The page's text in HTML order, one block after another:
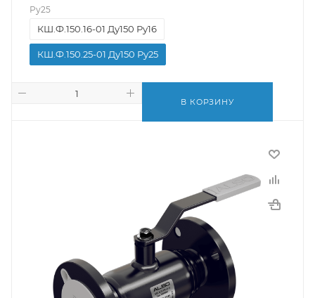
Ру25
КШ.Ф.150.16-01 Ду150 Ру16
КШ.Ф.150.25-01 Ду150 Ру25
В КОРЗИНУ